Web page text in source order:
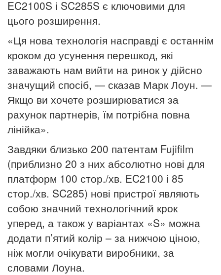
EC2100S і SC285S є ключовими для
цього розширення.
«Ця нова технологія насправді є останнім
кроком до усунення перешкод, які
заважають нам вийти на ринок у дійсно
значущий спосіб, — сказав Марк Лоун. —
Якщо ви хочете розширюватися за
рахунок партнерів, їм потрібна повна
лінійка».
Завдяки близько 200 патентам Fujifilm
(приблизно 20 з них абсолютно нові для
платформ 100 стор./хв. EC2100 і 85
стор./хв. SC285) нові пристрої являють
собою значний технологічний крок
уперед, а також у варіантах «S» можна
додати п’ятий колір – за нижчою ціною,
ніж могли очікувати виробники, за
словами Лоуна.